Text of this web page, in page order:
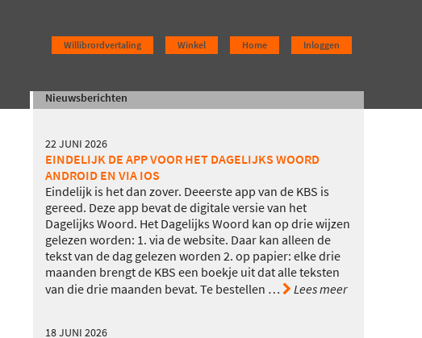
Inloggen
Home
Winkel
Willibrordvertaling
Nieuwsberichten
22 JUNI 2026
EINDELIJK DE APP VOOR HET DAGELIJKS WOORD
ANDROID EN VIA IOS
Eindelijk is het dan zover. Deeerste app van de KBS is
gereed. Deze app bevat de digitale versie van het
Dagelijks Woord. Het Dagelijks Woord kan op drie wijzen
gelezen worden: 1. via de website. Daar kan alleen de
tekst van de dag gelezen worden 2. op papier: elke drie
maanden brengt de KBS een boekje uit dat alle teksten
van die drie maanden bevat. Te bestellen … Lees meer
18 JUNI 2026